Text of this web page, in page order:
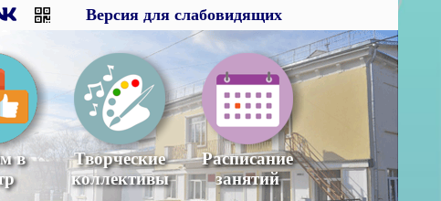
Версия для слабовидящих
Версия для слабовидящих
×
в
Творческие
коллективы
Расписание
занятий
x